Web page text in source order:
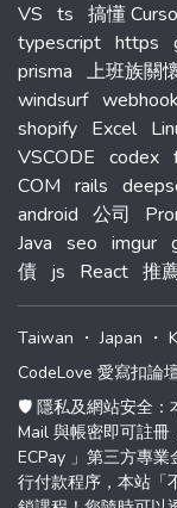
VS ts 搞懂
typescript https
prisma 上班族關
windsurf webhook
shopify Excel
VSCODE codex
COM rails
android 公司
Java seo imgur
債 js React 推
Taiwan ・Japan ・
CodeLove 愛寫扣論
🛡️ 隱私及網站安全：
Mail 與帳密即可註冊
ECPay 」第三方專
行付款程序，本站「